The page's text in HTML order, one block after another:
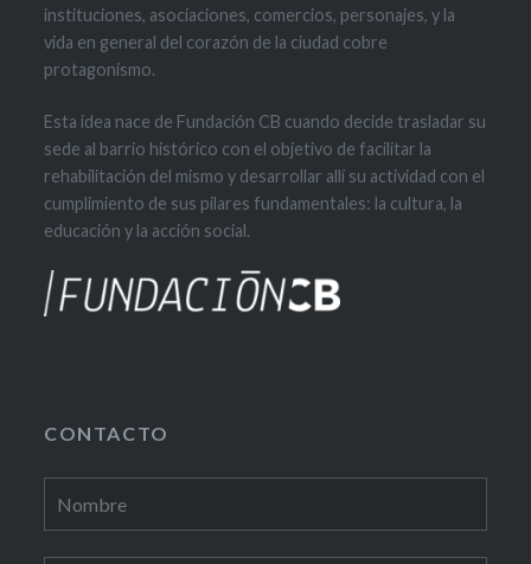
instituciones, asociaciones, comercios, personajes, y la
vida en general del corazón de la ciudad cobre
protagonismo.
Esta idea nace de Fundación CB cuando decide trasladar su
sede al barrio histórico con el objetivo de facilitar la
rehabilitación del mismo y desarrollar allí su actividad con el
cumplimiento de sus pilares fundamentales: la cultura, la
educación y la acción social.
CONTACTO